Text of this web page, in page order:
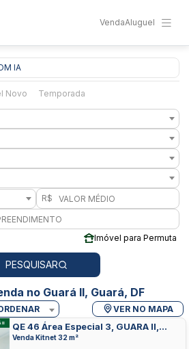
VendaAluguel
IA
Novo Temporada
R$
Imóvel para Permuta
PESQUISAR
no Guará II, Guará, DF
VER NO MAPA
QE 46 Área Especial 3, GUARA II,
GUARA
Venda Kitnet 32 m²